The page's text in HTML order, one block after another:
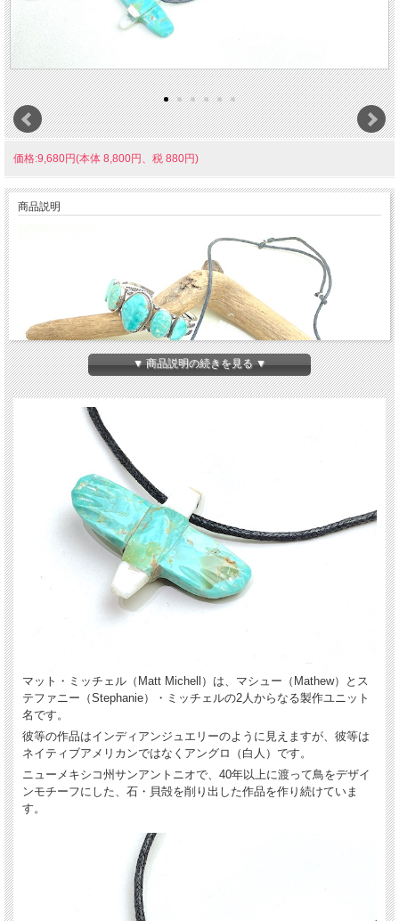
価格:9,680円(本体 8,800円、税 880円)
商品説明
マット・ミッチェル（個人名のようですが、実は共同製作を続ける白人夫婦のユニ
ット名だそうです 後述）作、チョーカーからネックレスまで長さを変える事が出
来るアイテムです。
ハンドメイドの削り出しで、素朴な雰囲気がよく出ています。老若男女、季節、合
わせる服を問わず、コーディネートをお楽しみ頂けるアイテムです。
▼ 商品説明の続きを見る ▼
マット・ミッチェル（Matt Michell）は、マシュー（Mathew）とス
テファニー（Stephanie）・ミッチェルの2人からなる製作ユニット
名です。
彼等の作品はインディアンジュエリーのように見えますが、彼等は
ネイティブアメリカンではなくアングロ（白人）です。
ニューメキシコ州サンアントニオで、40年以上に渡って鳥をデザイ
ンモチーフにした、石・貝殻を削り出した作品を作り続けていま
す。